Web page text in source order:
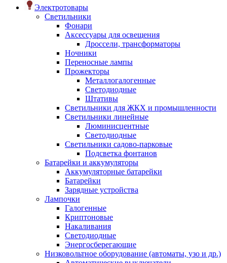
Электротовары
Светильники
Фонари
Аксессуары для освещения
Дроссели, трансформаторы
Ночники
Переносные лампы
Прожекторы
Металлогалогенные
Светодиодные
Штативы
Светильники для ЖКХ и промышленности
Светильники линейные
Люминисцентные
Светодиодные
Светильники садово-парковые
Подсветка фонтанов
Батарейки и аккумуляторы
Аккумуляторные батарейки
Батарейки
Зарядные устройства
Лампочки
Галогенные
Криптоновые
Накаливания
Светодиодные
Энергосберегающие
Низковольтное оборудование (автоматы, узо и др.)